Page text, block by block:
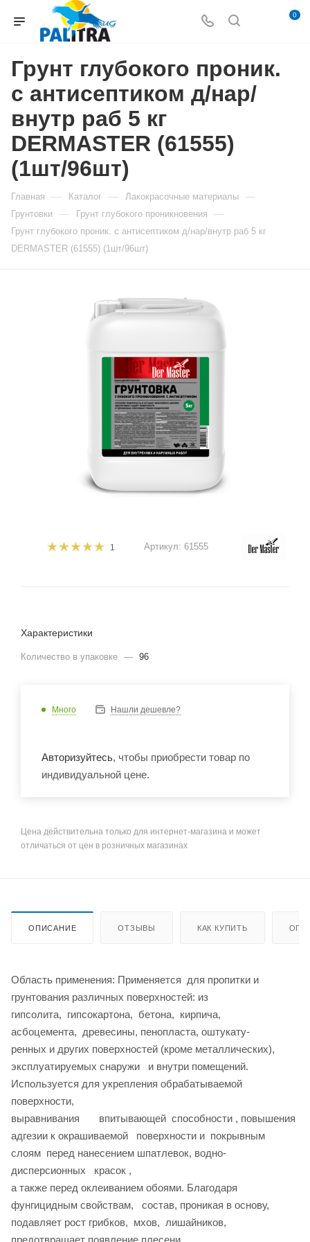
0
Грунт глубокого проник.
с антисептиком д/нар/
внутр раб 5 кг
DERMASTER (61555)
(1шт/96шт)
Главная — Каталог — Лакокрасочные материалы —
Грунтовки — Грунт глубокого проникновения —
Грунт глубокого проник. с антисептиком д/нар/внутр раб 5 кг
DERMASTER (61555) (1шт/96шт)
1 Артикул: 61555
Характеристики
Количество в упаковке — 96
Много Нашли дешевле?
Авторизуйтесь, чтобы приобрести товар по
индивидуальной цене.
Цена действительна только для интернет-магазина и может
отличаться от цен в розничных магазинах
ОПИСАНИЕ ОТЗЫВЫ КАК КУПИТЬ
Область применения: Применяется для пропитки и
грунтования различных поверхностей: из
гипсолита, гипсокартона, бетона, кирпича,
асбоцемента, древесины, пенопласта, оштукату-
ренных и других поверхностей (кроме металлических),
эксплуатируемых снаружи и внутри помещений.
Используется для укрепления обрабатываемой
поверхности,
выравнивания впитывающей способности , повышения
адгезии к окрашиваемой поверхности и покрывным
слоям перед нанесением шпатлевок, водно-
дисперсионных красок ,
а также перед оклеиванием обоями. Благодаря
фунгицидным свойствам, состав, проникая в основу,
подавляет рост грибков, мхов, лишайников,
предотвращает появление плесени.